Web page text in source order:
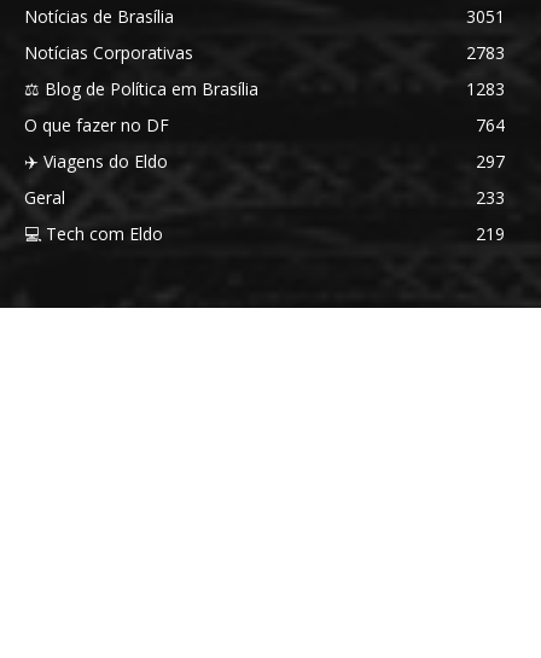
Notícias de Brasília
3051
Notícias Corporativas
2783
⚖️ Blog de Política em Brasília
1283
O que fazer no DF
764
✈️ Viagens do Eldo
297
Geral
233
💻 Tech com Eldo
219